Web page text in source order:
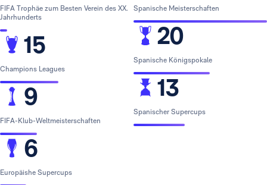
FIFA Trophäe zum Besten Verein des XX.
Jahrhunderts
15
Champions Leagues
9
FIFA-Klub-Weltmeisterschaften
6
Europäishe Supercups
Spanische Meisterschaften
20
Spanische Königspokale
13
Spanischer Supercups